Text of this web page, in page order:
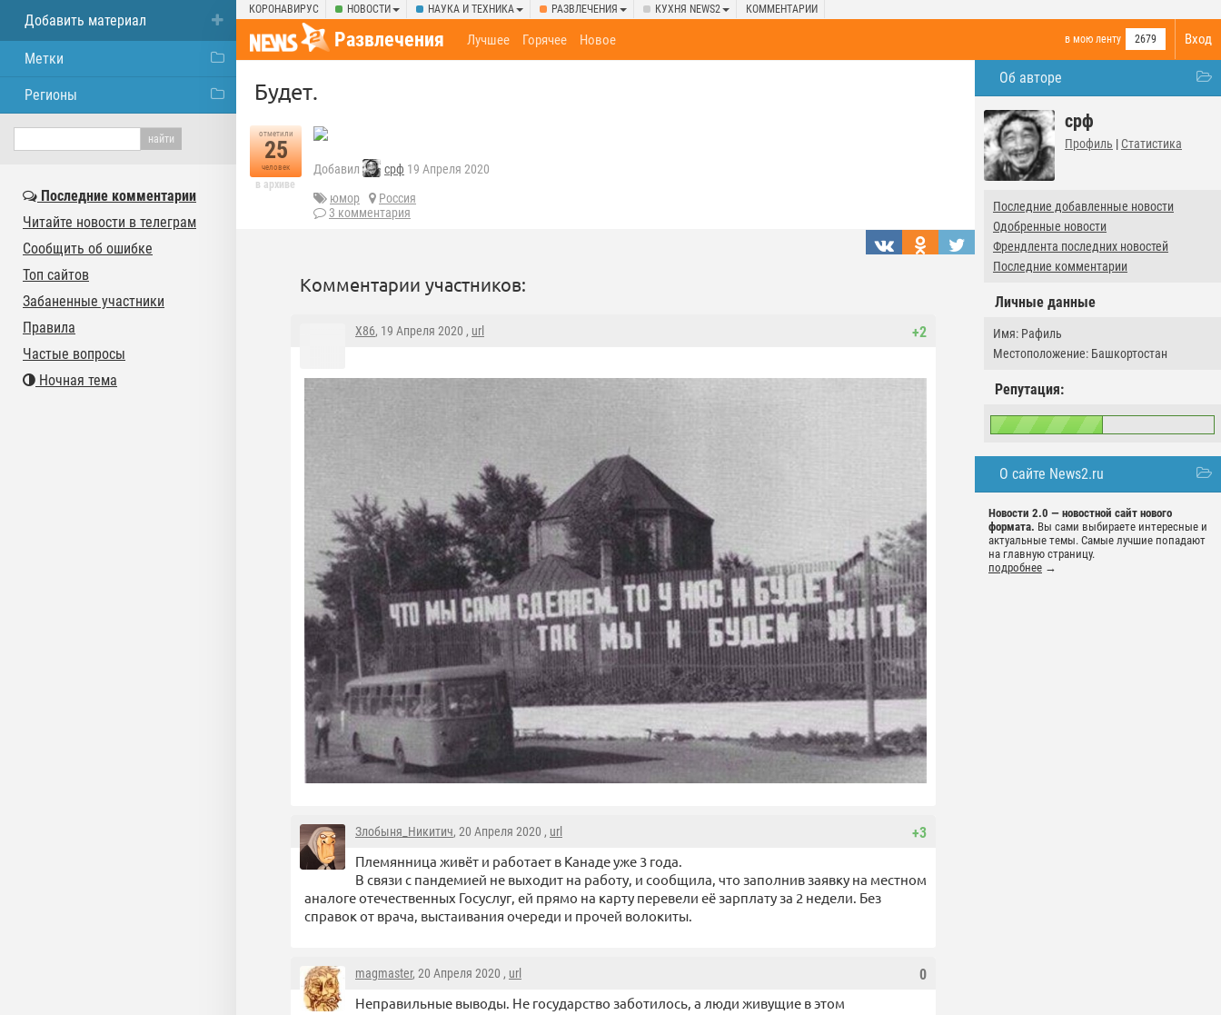
КОРОНАВИРУС НОВОСТИ НАУКА И ТЕХНИКА РАЗВЛЕЧЕНИЯ КУХНЯ NEWS2 КОММЕНТАРИИ
Вход
Развлечения в мою ленту 2679
Лучшее Горячее Новое
Об авторе
срф
Профиль | Статистика
Последние добавленные новости
Одобренные новости
Френдлента последних новостей
Последние комментарии
Личные данные
Имя: Рафиль
Местоположение: Башкортостан
Репутация:
О сайте News2.ru
Новости 2.0 — новостной сайт нового
формата. Вы сами выбираете интересные и
актуальные темы. Самые лучшие попадают
на главную страницу.
подробнее →
Будет.
отметили
25
человек
в архиве
Добавил срф 19 Апреля 2020
юмор
Россия
3 комментария
Комментарии участников:
+2
X86, 19 Апреля 2020 , url
+3
Злобыня_Никитич, 20 Апреля 2020 , url
Племянница живёт и работает в Канаде уже 3 года.
В связи с пандемией не выходит на работу, и сообщила, что заполнив заявку на местном
аналоге отечественных Госуслуг, ей прямо на карту перевели её зарплату за 2 недели. Без
справок от врача, выстаивания очереди и прочей волокиты.
0
magmaster, 20 Апреля 2020 , url
Неправильные выводы. Не государство заботилось, а люди живущие в этом
Добавить материал
Метки
Регионы
Последние комментарии
Читайте новости в телеграм
Сообщить об ошибке
Топ сайтов
Забаненные участники
Правила
Частые вопросы
Ночная тема